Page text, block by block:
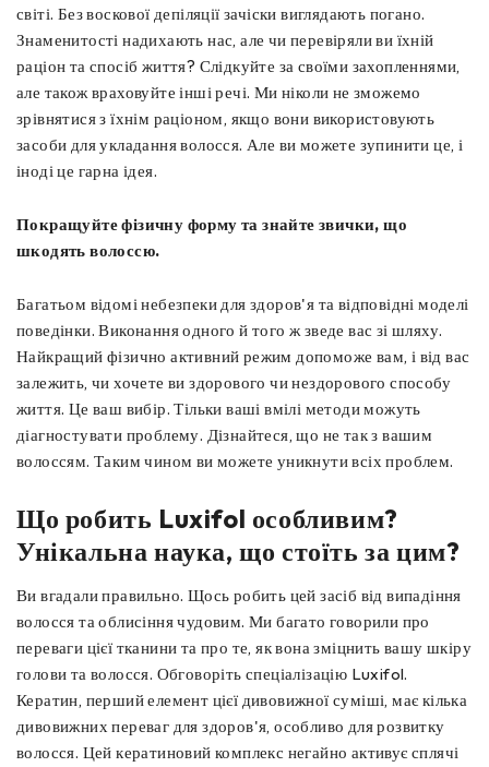
світі. Без воскової депіляції зачіски виглядають погано.
Знаменитості надихають нас, але чи перевіряли ви їхній
раціон та спосіб життя? Слідкуйте за своїми захопленнями,
але також враховуйте інші речі. Ми ніколи не зможемо
зрівнятися з їхнім раціоном, якщо вони використовують
засоби для укладання волосся. Але ви можете зупинити це, і
іноді це гарна ідея.
Покращуйте фізичну форму та знайте звички, що
шкодять волоссю.
Багатьом відомі небезпеки для здоров'я та відповідні моделі
поведінки. Виконання одного й того ж зведе вас зі шляху.
Найкращий фізично активний режим допоможе вам, і від вас
залежить, чи хочете ви здорового чи нездорового способу
життя. Це ваш вибір. Тільки ваші вмілі методи можуть
діагностувати проблему. Дізнайтеся, що не так з вашим
волоссям. Таким чином ви можете уникнути всіх проблем.
Що робить Luxifol особливим?
Унікальна наука, що стоїть за цим?
Ви вгадали правильно. Щось робить цей засіб від випадіння
волосся та облисіння чудовим. Ми багато говорили про
переваги цієї тканини та про те, як вона зміцнить вашу шкіру
голови та волосся. Обговоріть спеціалізацію Luxifol.
Кератин, перший елемент цієї дивовижної суміші, має кілька
дивовижних переваг для здоров'я, особливо для розвитку
волосся. Цей кератиновий комплекс негайно активує сплячі